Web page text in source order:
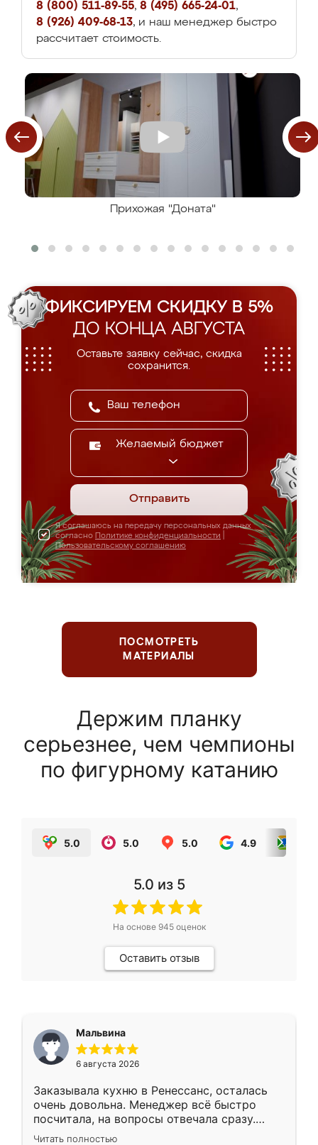
8 (800) 511-89-55, 8 (495) 665-24-01,
8 (926) 409-68-13, и наш менеджер быстро
рассчитает стоимость.
Прихожая "Доната"
ФИКСИРУЕМ СКИДКУ В 5%
ДО КОНЦА АВГУСТА
Оставьте заявку сейчас, скидка
сохранится.
Желаемый бюджет
Отправить
Я соглашаюсь на передачу персональных данных
согласно Политике конфиденциальности
Пользовательскому соглашению
ПОСМОТРЕТЬ
МАТЕРИАЛЫ
Держим планку
серьезнее, чем чемпионы
по фигурному катанию
5.0 5.0 5.0 4.9
5.0 из 5
На основе 945оценок
Оставить отзыв
Мальвина
6 августа 2026
Заказывала кухню в Ренессанс, осталась
очень довольна. Менеджер всё быстро
посчитала, на вопросы отвечала сразу.
Замерщик приехал в субботу, подошёл к
Читать полностью